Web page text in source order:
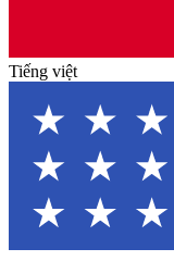
Tiếng việt